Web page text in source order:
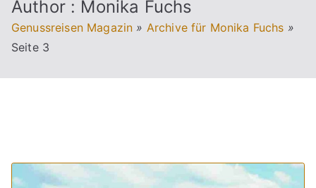
Author : Monika Fuchs
Genussreisen Magazin » Archive für Monika Fuchs »
Seite 3